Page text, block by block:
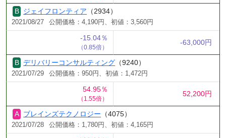
ジェイフロンティア （2934）
2021/08/27 公開価格：4,190円、初値：3,560円
-15.04％
（0.85倍）
-63,000円
デリバリーコンサルティング （9240）
2021/07/29 公開価格：950円、初値：1,472円
54.95％
（1.55倍）
52,200円
ブレインズテクノロジー （4075）
2021/07/28 公開価格：1,780円、初値：4,165円